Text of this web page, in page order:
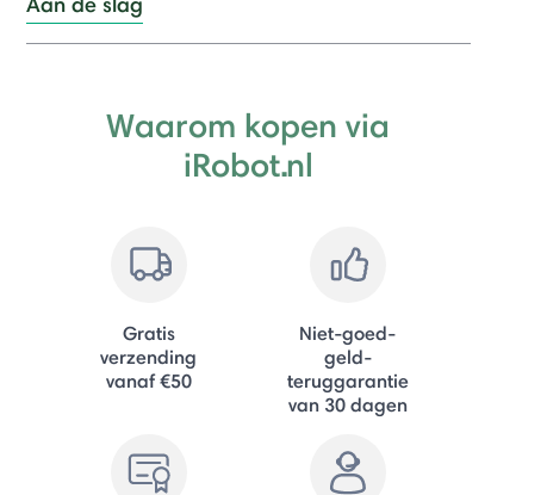
Waarom kopen via
iRobot.nl
Gratis
verzending
vanaf €50
Niet-goed-
geld-
teruggarantie
van 30 dagen